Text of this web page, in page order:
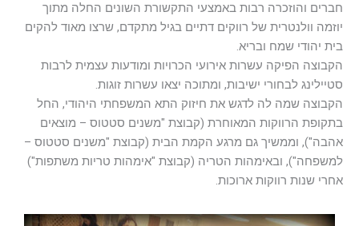
חברים והוזכרה רבות באמצעי התקשורת השונים החלה מתוך
יוזמה וולנטרית של רווקים דתיים בגיל מתקדם, שרצו מאוד להקים
בית יהודי שמח ובריא.
הקבוצה הפיקה עשרות אירועי הכרויות ומודעות עצמית לרבות
סטיילינג לבחורי ישיבות, ומתוכה יצאו עשרות זוגות.
הקבוצה שמה לה לדגש את חיזוק התא המשפחתי היהודי, החל
בתקופת הרווקות המאוחרת (קבוצת "משנים סטטוס – מוצאים
אהבה"), וממשיך גם מרגע הקמת הבית (קבוצת "משנים סטטוס –
למשפחה"), ובאימהות הטריה (קבוצת "אימהות טריות משתפות")
אחרי שנות רווקות ארוכות.